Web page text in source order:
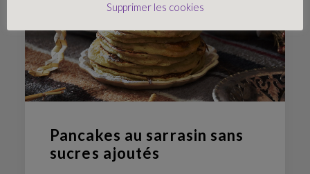
Pancakes au sarrasin sans
sucres ajoutés
Supprimer les cookies